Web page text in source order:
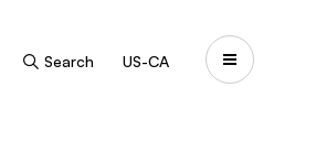
Search US-CA